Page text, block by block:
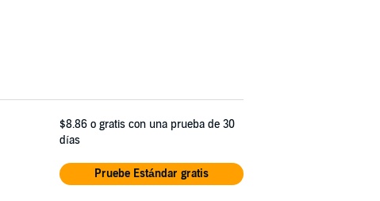
$8.86 o gratis con una prueba de 30
días
Pruebe Estándar gratis